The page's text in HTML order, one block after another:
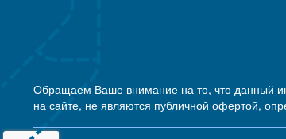
Обращаем Ваше внимание на то, что данный
на сайте, не являются публичной офертой,